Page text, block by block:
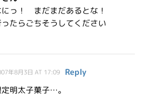
にっ！ まだまだあるとな！
たらごちそうしてください
年8月3日 AT 17:09
Reply
明太子菓子…。